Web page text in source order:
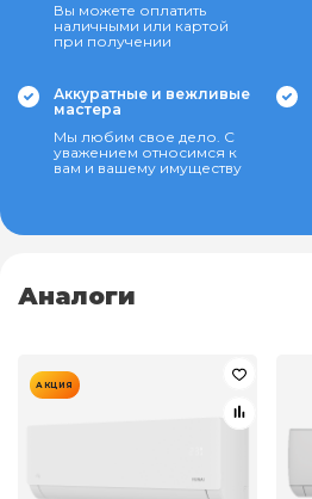
Вы можете оплатить
наличными или картой
при получении
Аккуратные и вежливые
мастера
Мы любим свое дело. С
уважением относимся к
вам и вашему имуществу
Аналоги
АКЦИЯ